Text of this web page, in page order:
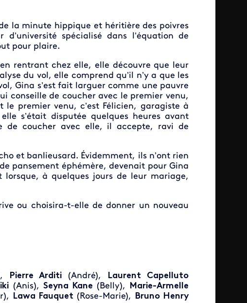
la minute hippique et héritière des poivres
spécialisé dans l’équation de
pour plaire.
rentrant chez elle, elle découvre que leur
du vol, elle comprend qu’il n’y a que les
Gina s’est fait larguer comme une pauvre
conseille de coucher avec le premier venu,
le premier venu, c’est Félicien, garagiste à
s’était disputée quelques heures avant
de coucher avec elle, il accepte, ravi de
et banlieusard. Évidemment, ils n’ont rien
pansement éphémère, devenait pour Gina
lorsque, à quelques jours de leur mariage,
ou choisira-t-elle de donner un nouveau
Pierre Arditi (André), Laurent Capelluto
(Anis), Seyna Kane (Belly),
Marie-Armelle
Lawa Fauquet (Rose-Marie), Bruno Henry